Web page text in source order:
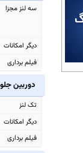
سه لنز مجزا
دیگر امکانات
فیلم برداری
دوربین جلو
تک لنز
دیگر امکانات
فیلم برداری